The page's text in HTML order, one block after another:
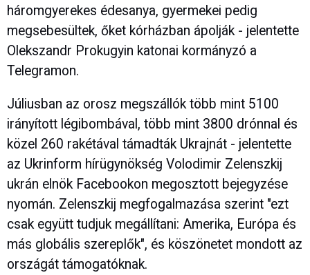
háromgyerekes édesanya, gyermekei pedig
megsebesültek, őket kórházban ápolják - jelentette
Olekszandr Prokugyin katonai kormányzó a
Telegramon.
Júliusban az orosz megszállók több mint 5100
irányított légibombával, több mint 3800 drónnal és
közel 260 rakétával támadták Ukrajnát - jelentette
az Ukrinform hírügynökség Volodimir Zelenszkij
ukrán elnök Facebookon megosztott bejegyzése
nyomán. Zelenszkij megfogalmazása szerint "ezt
csak együtt tudjuk megállítani: Amerika, Európa és
más globális szereplők", és köszönetet mondott az
országát támogatóknak.